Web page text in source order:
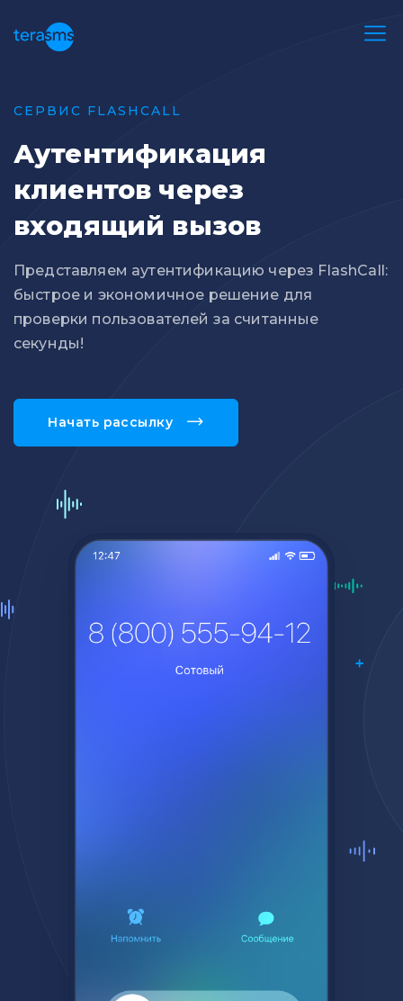
СЕРВИС FLASHCALL
Аутентификация
клиентов через
входящий вызов
Представляем аутентификацию через FlashCall:
быстрое и экономичное решение для
проверки пользователей за считанные
секунды!
Начать рассылку